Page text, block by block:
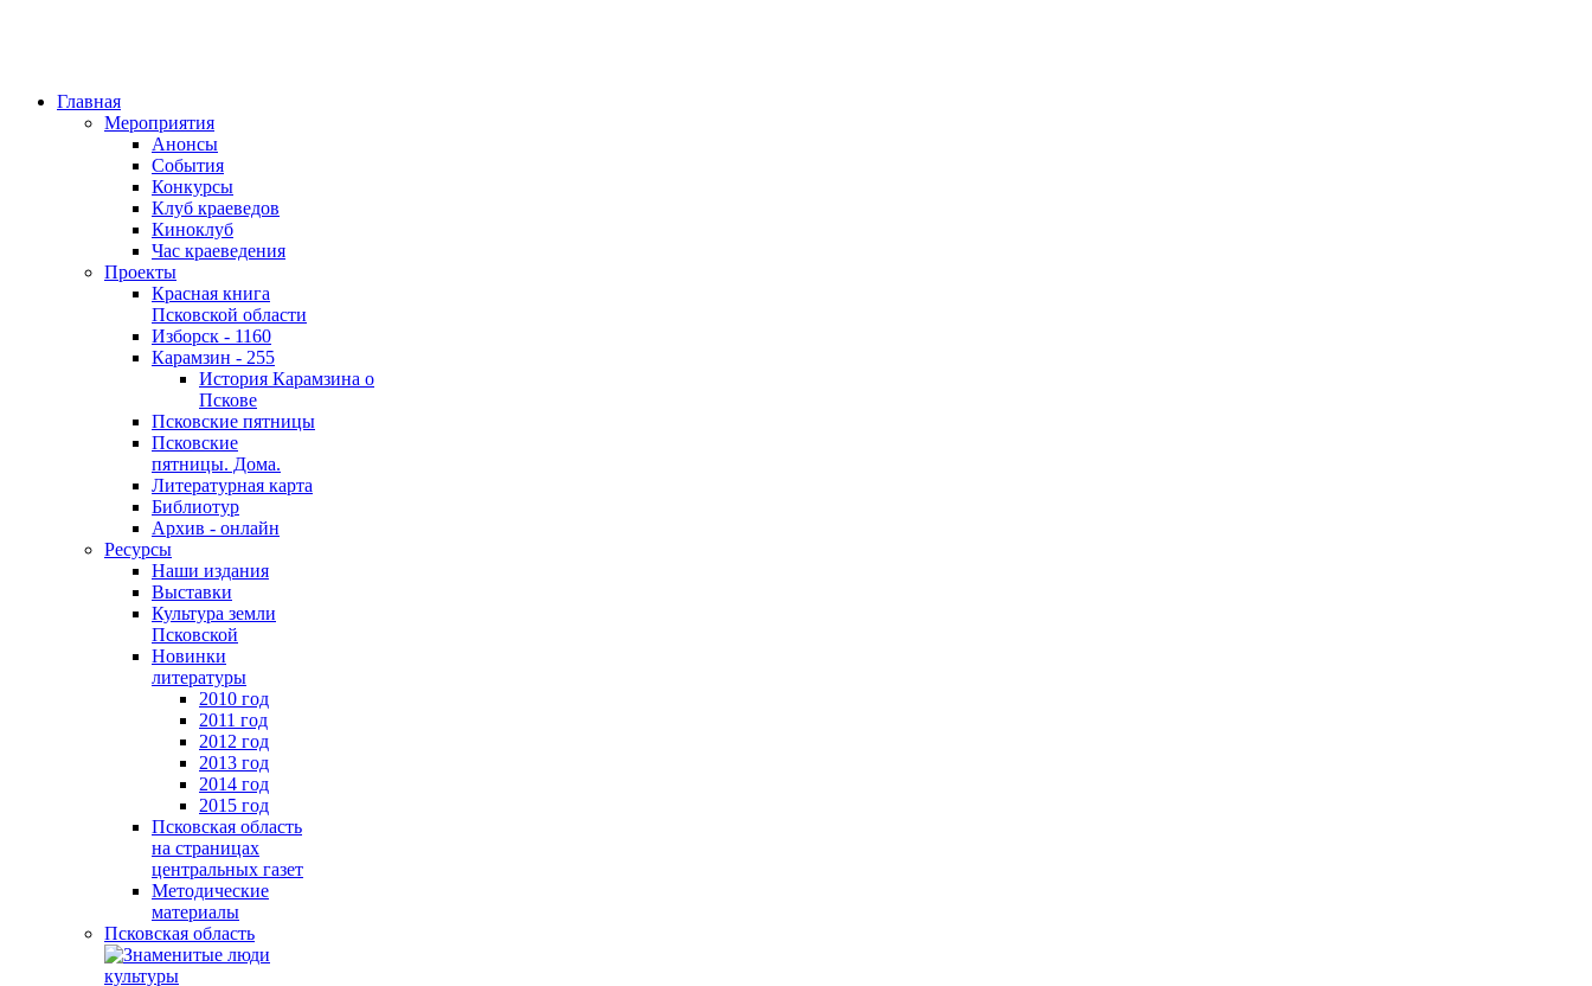
Главная
Мероприятия
Анонсы
События
Конкурсы
Клуб краеведов
Киноклуб
Час краеведения
Проекты
Красная книга
Псковской области
Изборск - 1160
Карамзин - 255
История Карамзина о
Пскове
Псковские пятницы
Псковские
пятницы. Дома.
Литературная карта
Библиотур
Архив - онлайн
Ресурсы
Наши издания
Выставки
Культура земли
Псковской
Новинки
литературы
2010 год
2011 год
2012 год
2013 год
2014 год
2015 год
Псковская область
на страницах
центральных газет
Методические
материалы
Псковская область